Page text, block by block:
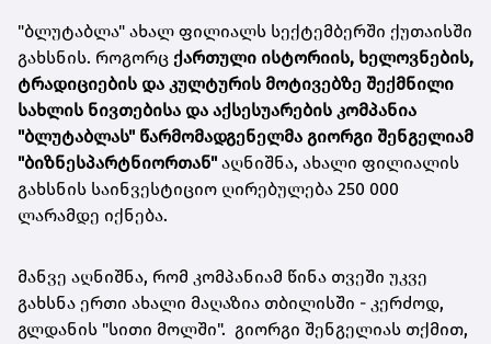
"ბლუტაბლა" ახალ ფილიალს სექტემბერში ქუთაისში
გახსნის. როგორც ქართული ისტორიის, ხელოვნების,
ტრადიციების და კულტურის მოტივებზე შექმნილი
სახლის ნივთებისა და აქსესუარების კომპანია
"ბლუტაბლას" წარმომადგენელმა გიორგი შენგელიამ
"ბიზნესპარტნიორთან" აღნიშნა, ახალი ფილიალის
გახსნის საინვესტიციო ღირებულება 250 000
ლარამდე იქნება.
მანვე აღნიშნა, რომ კომპანიამ წინა თვეში უკვე
გახსნა ერთი ახალი მაღაზია თბილისში - კერძოდ,
გლდანის "სითი მოლში". გიორგი შენგელიას თქმით,